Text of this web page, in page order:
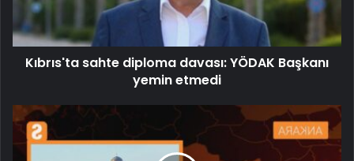
Kıbrıs'ta sahte diploma davası: YÖDAK Başkanı
yemin etmedi